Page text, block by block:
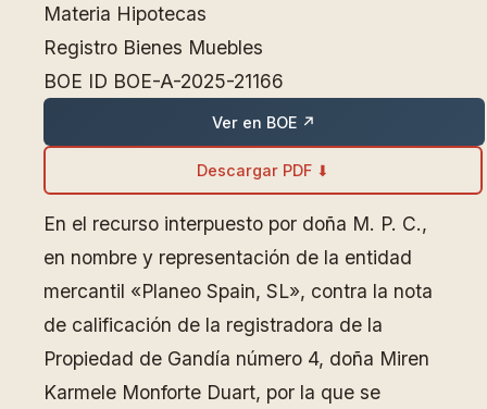
Materia Hipotecas
Registro Bienes Muebles
BOE ID BOE-A-2025-21166
Ver en BOE ↗
Descargar PDF ⬇
En el recurso interpuesto por doña M. P. C.,
en nombre y representación de la entidad
mercantil «Planeo Spain, SL», contra la nota
de calificación de la registradora de la
Propiedad de Gandía número 4, doña Miren
Karmele Monforte Duart, por la que se